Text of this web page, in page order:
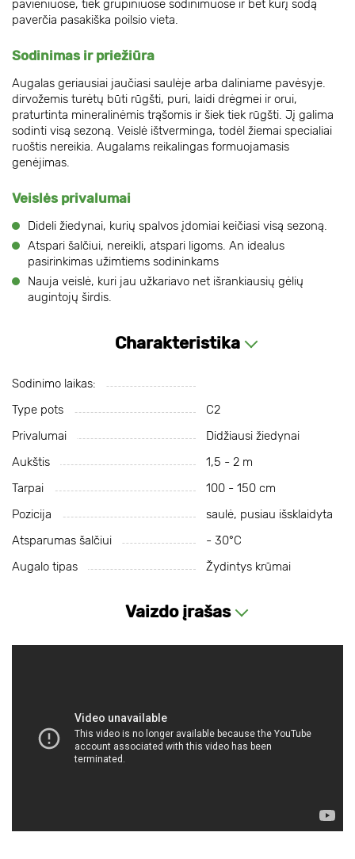
pavieniuose, tiek grupiniuose sodinimuose ir bet kurį sodą
paverčia pasakiška poilsio vieta.
Sodinimas ir priežiūra
Augalas geriausiai jaučiasi saulėje arba daliniame pavėsyje.
dirvožemis turėtų būti rūgšti, puri, laidi drėgmei ir orui,
praturtinta mineralinėmis trąšomis ir šiek tiek rūgšti. Jį galima
sodinti visą sezoną. Veislė ištverminga, todėl žiemai specialiai
ruoštis nereikia. Augalams reikalingas formuojamasis
genėjimas.
Veislės privalumai
Dideli žiedynai, kurių spalvos įdomiai keičiasi visą sezoną.
Atspari šalčiui, nereikli, atspari ligoms. An idealus
pasirinkimas užimtiems sodininkams
Nauja veislė, kuri jau užkariavo net išrankiausių gėlių
augintojų širdis.
Charakteristika
Sodinimo laikas:
Type pots
С2
Privalumai
Didžiausi žiedynai
Aukštis
1,5 - 2 m
Tarpai
100 - 150 cm
Pozicija
saulė, pusiau išsklaidyta
Atsparumas šalčiui
- 30°С
Augalo tipas
Žydintys krūmai
Vaizdo įrašas